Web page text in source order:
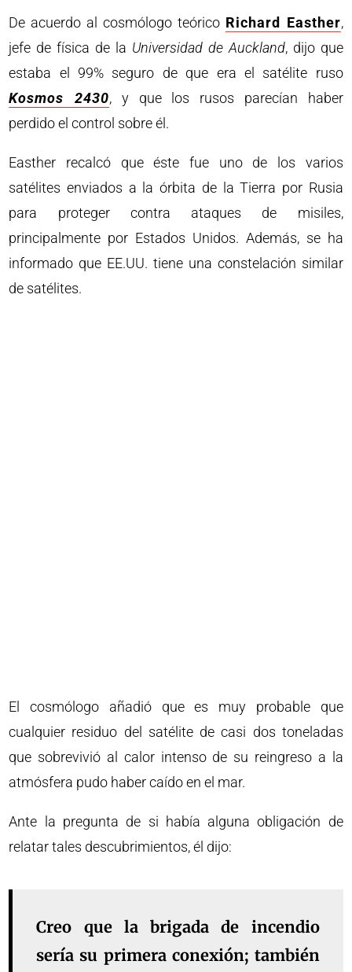
De acuerdo al cosmólogo teórico Richard Easther,
jefe de física de la Universidad de Auckland, dijo que
estaba el 99% seguro de que era el satélite ruso
Kosmos 2430, y que los rusos parecían haber
perdido el control sobre él.
Easther recalcó que éste fue uno de los varios
satélites enviados a la órbita de la Tierra por Rusia
para proteger contra ataques de misiles,
principalmente por Estados Unidos. Además, se ha
informado que EE.UU. tiene una constelación similar
de satélites.
El cosmólogo añadió que es muy probable que
cualquier residuo del satélite de casi dos toneladas
que sobrevivió al calor intenso de su reingreso a la
atmósfera pudo haber caído en el mar.
Ante la pregunta de si había alguna obligación de
relatar tales descubrimientos, él dijo:
Creo que la brigada de incendio
sería su primera conexión; también